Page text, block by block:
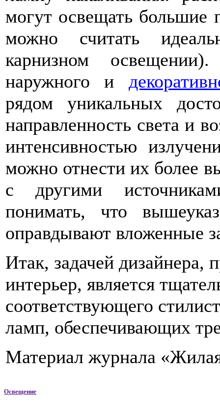
могут освещать большие
можно считать
карнизном
наружного и
рядом уникальных
направленность света и
интенсивностью
можно отнести их более
с другими
понимать, что
оправдывают вложенные
Итак, задачей дизайнера,
интерьер, является
соответствующего
ламп, обеспечивающих
Материал журнала
Освещение